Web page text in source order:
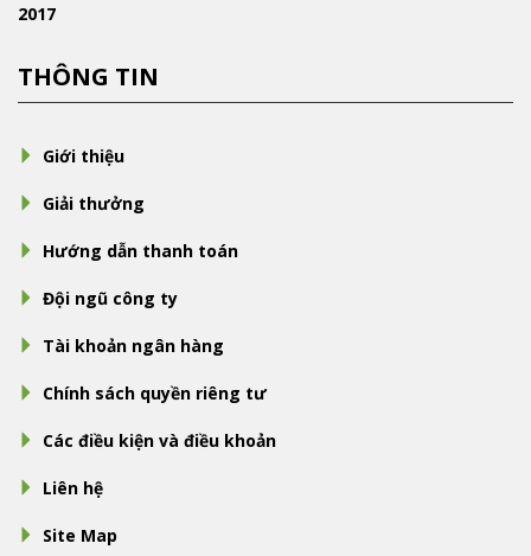
2017
THÔNG TIN
Giới thiệu
Giải thưởng
Hướng dẫn thanh toán
Đội ngũ công ty
Tài khoản ngân hàng
Chính sách quyền riêng tư
Các điều kiện và điều khoản
Liên hệ
Site Map